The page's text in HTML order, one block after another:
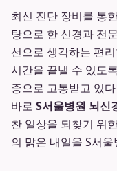
최신 진단 장비를 통
탕으로 한 신경과 전
선으로 생각하는 편
시간을 끝낼 수 있도
증으로 고통받고 있
바로 S서울병원 뇌신
찬 일상을 되찾기 위
의 맑은 내일을 S서